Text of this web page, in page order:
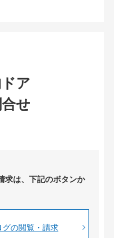
ア
せ
求は、下記のボタンか
の閲覧・請求